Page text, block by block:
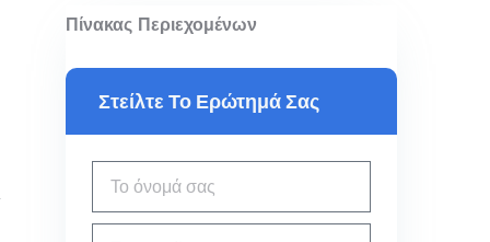
Πίνακας Περιεχομένων
Στείλτε Το Ερώτημά Σας